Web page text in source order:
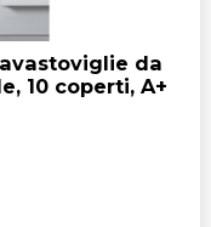
da
10 coperti, A+